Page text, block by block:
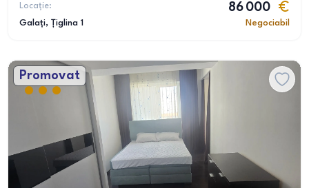
Locație:
Galați, Țiglina 1
86 000
Negociabil
Promovat